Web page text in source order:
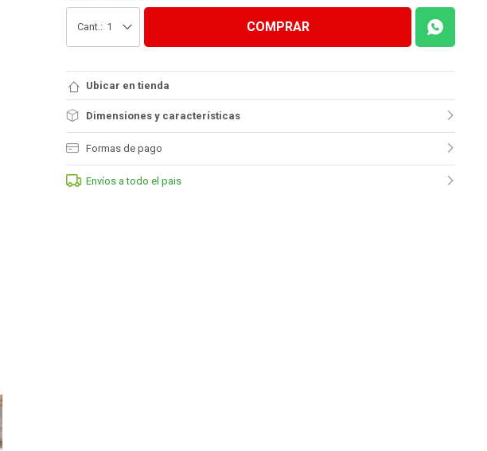
1 COMPRAR
Ubicar en tienda
Dimensiones y características
Formas de pago
Envíos a todo el pais